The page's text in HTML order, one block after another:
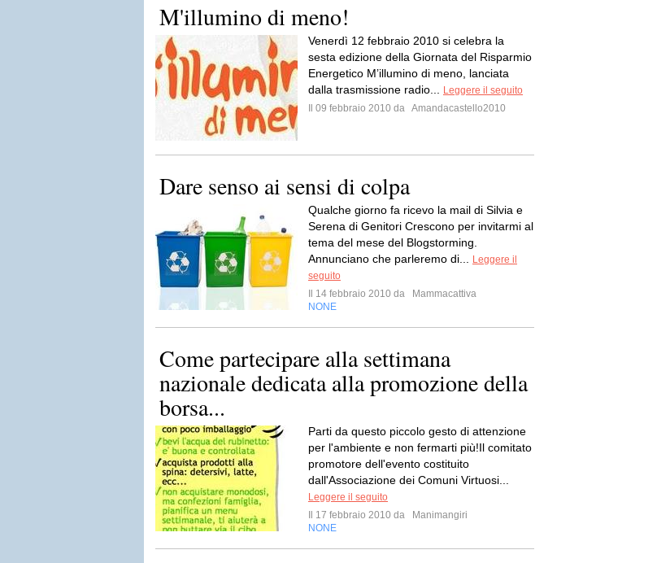
M'illumino di meno!
Venerdì 12 febbraio 2010 si celebra la
sesta edizione della Giornata del Risparmio
Energetico M’illumino di meno, lanciata
dalla trasmissione radio...
Leggere il seguito
Il 09 febbraio 2010 da Amandacastello2010
Dare senso ai sensi di colpa
Qualche giorno fa ricevo la mail di Silvia e
Serena di Genitori Crescono per invitarmi al
tema del mese del Blogstorming.
Annunciano che parleremo di...
Leggere il
seguito
Il 14 febbraio 2010 da
Mammacattiva
NONE
Come partecipare alla settimana
nazionale dedicata alla promozione della
borsa...
Parti da questo piccolo gesto di attenzione
per l'ambiente e non fermarti più!Il comitato
promotore dell'evento costituito
dall'Associazione dei Comuni Virtuosi...
Leggere il seguito
Il 17 febbraio 2010 da
Manimangiri
NONE